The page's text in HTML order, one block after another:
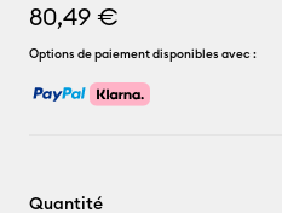
80,49 €
Options de paiement disponibles avec :
Quantité